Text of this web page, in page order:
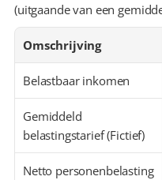
(uitgaande van een
Omschrijving
Belastbaar inkomen
Gemiddeld
belastingstarief (Fictief)
Netto personenbelasting